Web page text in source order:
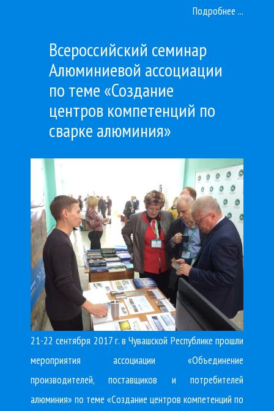
Подробнее ...
Всероссийский семинар
Алюминиевой ассоциации
по теме «Создание
центров компетенций по
сварке алюминия»
21-22 сентября 2017 г. в Чувашской Республике прошли
мероприятия ассоциации «Объединение
производителей, поставщиков и потребителей
алюминия» по теме «Создание центров компетенций по